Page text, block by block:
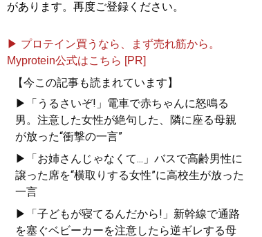
があります。再度ご登録ください。
▶ プロテイン買うなら、まず売れ筋から。
Myprotein公式はこちら [PR]
【今この記事も読まれています】
▶「うるさいぞ!」電車で赤ちゃんに怒鳴る
男。注意した女性が絶句した、隣に座る母親
が放った“衝撃の一言”
▶「お姉さんじゃなくて...」バスで高齢男性に
譲った席を“横取りする女性”に高校生が放った
一言
▶「子どもが寝てるんだから!」新幹線で通路
を塞ぐベビーカーを注意したら逆ギレする母